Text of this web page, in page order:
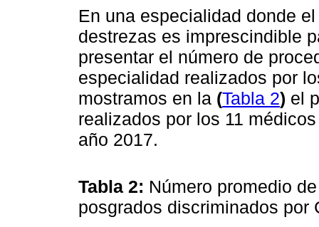
En una especialidad donde
destrezas es imprescindible
presentar el número de
especialidad realizados por
mostramos en la (Tabla 2) el
realizados por los 11
año 2017.
Tabla 2: Número promedio
posgrados discriminados